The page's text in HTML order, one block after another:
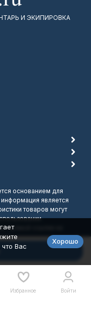
Избранное Войти
И ЭКИПИРОВКА
основанием для
является
товаров могут
прямой ссылки на
Вас
Хорошо